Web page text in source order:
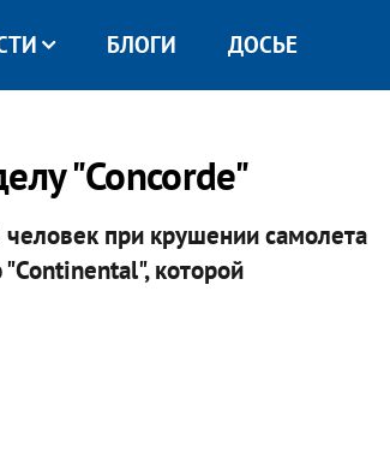
БЛОГИ ДОСЬЕ
"Concorde"
при крушении самолета
которой